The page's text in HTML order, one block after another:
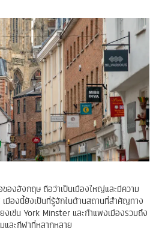
ของอังกฤษ ถือว่าเป็นเมืองใหญ่และมีความ
มืองนี้ยังเป็นที่รู้จักในด้านสถานที่สำคัญทาง
งเช่น York Minster และกำแพงเมืองรวมถึง
ละกีฬาที่หลากหลาย